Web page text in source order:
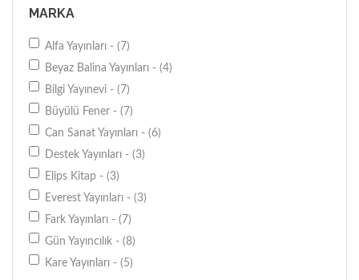
Roman (Çeviri) - (1)
Günlük - (1)
Diğer - (1)
Diğer - (1)
Kürtçe - (1)
MARKA
Alfa Yayınları - (7)
Beyaz Balina Yayınları - (4)
Bilgi Yayınevi - (7)
Büyülü Fener - (7)
Can Sanat Yayınları - (6)
Destek Yayınları - (3)
Elips Kitap - (3)
Everest Yayınları - (3)
Fark Yayınları - (7)
Gün Yayıncılık - (8)
Kare Yayınları - (5)